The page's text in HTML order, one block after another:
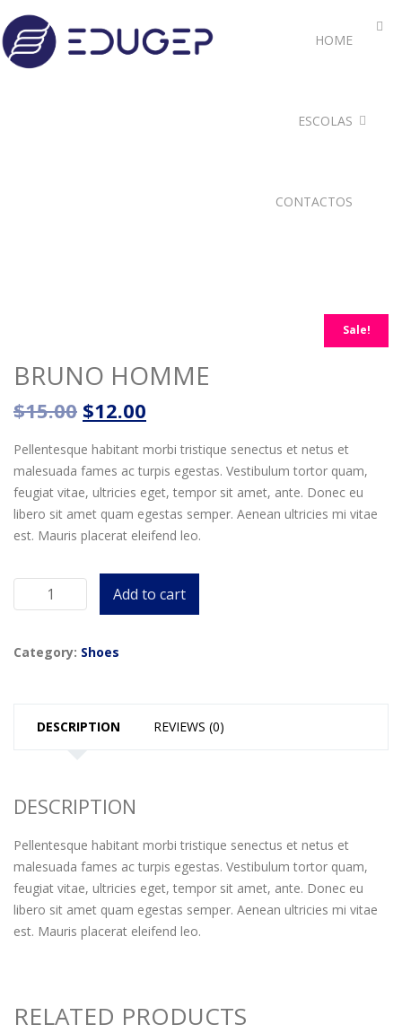
HOME
ESCOLAS
CONTACTOS
Sale!
BRUNO HOMME
$15.00 $12.00
Pellentesque habitant morbi tristique senectus et netus et
malesuada fames ac turpis egestas. Vestibulum tortor quam,
feugiat vitae, ultricies eget, tempor sit amet, ante. Donec eu
libero sit amet quam egestas semper. Aenean ultricies mi vitae
est. Mauris placerat eleifend leo.
Add to cart
Category: Shoes
DESCRIPTION REVIEWS (0)
DESCRIPTION
Pellentesque habitant morbi tristique senectus et netus et
malesuada fames ac turpis egestas. Vestibulum tortor quam,
feugiat vitae, ultricies eget, tempor sit amet, ante. Donec eu
libero sit amet quam egestas semper. Aenean ultricies mi vitae
est. Mauris placerat eleifend leo.
RELATED PRODUCTS